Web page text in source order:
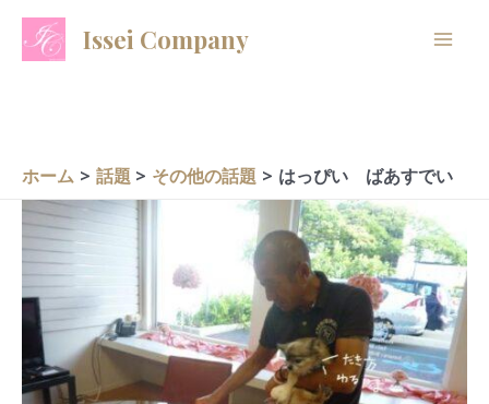
Issei Company
ホーム 話題 その他の話題 はっぴい ばあすでい
A
r
v
e
s
C
a
o
r
i
e